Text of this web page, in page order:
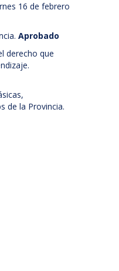
16 de febrero
Aprobado
derecho que
de la Provincia.